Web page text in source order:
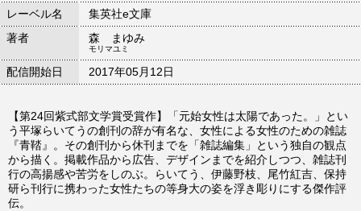
レーベル名
集英社e文庫
著者
森 まゆみ
モリマユミ
配信開始日 2017年05月12日
【第24回紫式部文学賞受賞作】「元始女性は太陽であった。」とい
う平塚らいてうの創刊の辞が有名な、女性による女性のための雑誌
『青鞜』。その創刊から休刊までを「雑誌編集」という独自の観点
から描く。掲載作品から広告、デザインまでを紹介しつつ、雑誌刊
行の高揚感や苦労をしのぶ。らいてう、伊藤野枝、尾竹紅吉、保持
研ら刊行に携わった女性たちの等身大の姿を浮き彫りにする傑作評
伝。